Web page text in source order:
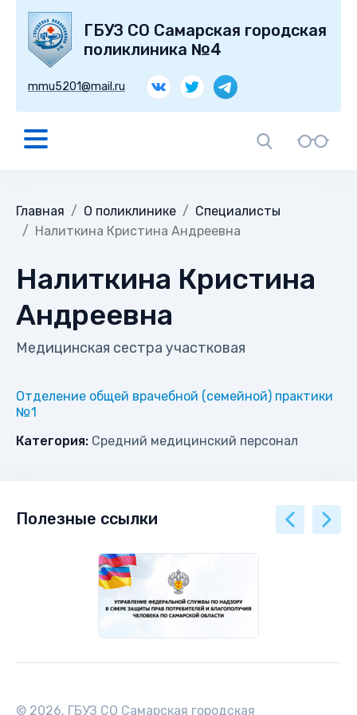
ГБУЗ СО Самарская городская
поликлиника №4
mmu5201@mail.ru
Главная О поликлинике
Специалисты
Налиткина Кристина Андреевна
Налиткина Кристина
Андреевна
Медицинская сестра участковая
Отделение общей врачебной (семейной) практики
№1
Категория: Средний медицинский персонал
Полезные ссылки
© 2026. ГБУЗ СО Самарская городская